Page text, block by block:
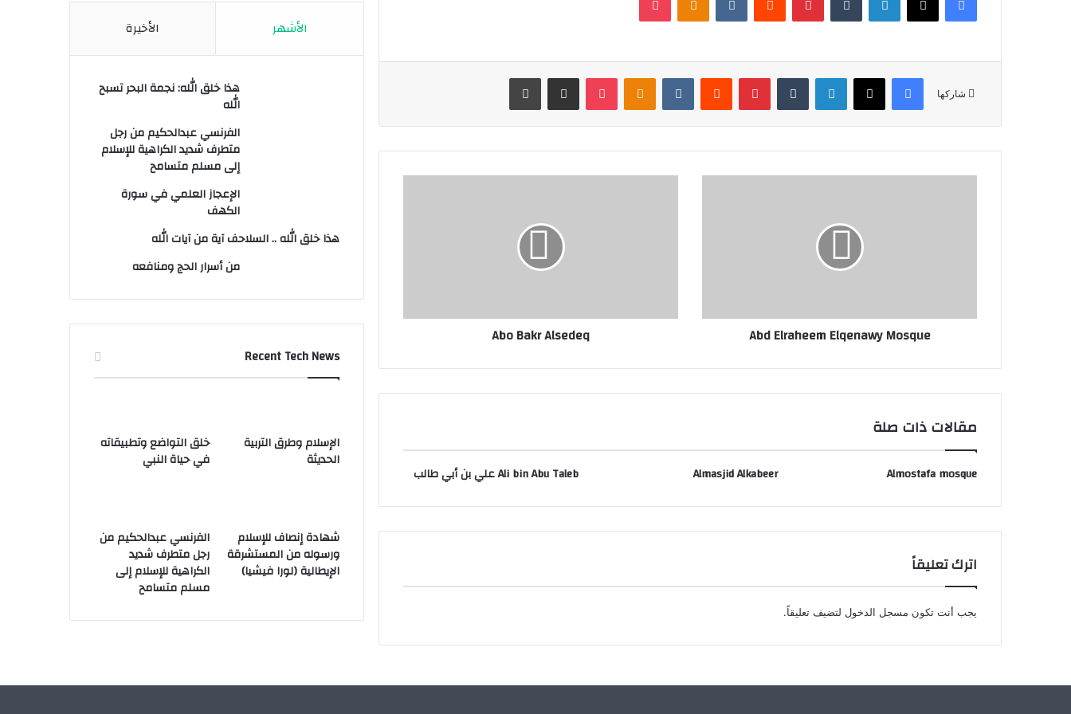
شاركها
فيسبوك لينكدإن بينتيريست بوكيت
Abd Elraheem Elqenawy Mosque
Abo Bakr Alsedeq
مقالات ذات صلة
Almostafa mosque
Almasjid Alkabeer Ali bin Abu Taleb علي بن أبي طالب
اترك تعليقاً
يجب أنت تكون مسجل الدخول لتضيف تعليقاً.
الأشهر الأخيرة
هذا خلق الله: نجمة البحر تسبح
الله
الفرنسي عبدالحكيم من رجل
متطرف شديد الكراهية للإسلام
إلى مسلم متسامح
الإعجاز العلمي في سورة
الكهف
هذا خلق الله .. السلاحف آية من آيات الله
من أسرار الحج ومنافعه
Recent Tech News
الإسلام وطرق التربية
الحديثة
خلق التواضع وتطبيقاته
في حياة النبي
شهادة إنصاف للإسلام
ورسوله من المستشرقة
الإيطالية (لورا فيشيا)
الفرنسي عبدالحكيم من
رجل متطرف شديد
الكراهية للإسلام إلى
مسلم متسامح